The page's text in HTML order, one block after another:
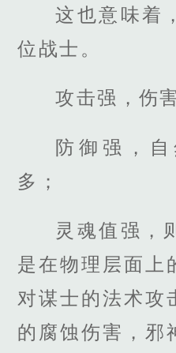
这也意味着
位战士。
攻击强，伤
防御强，
多；
灵魂值强，
是在物理层面上
对谋士的法术攻
的腐蚀伤害，邪